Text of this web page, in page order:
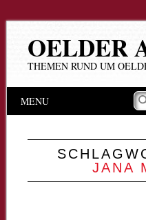
OELDER
THEMEN RUND UM
Hauptmenü
Inhalt
MENU
JANA